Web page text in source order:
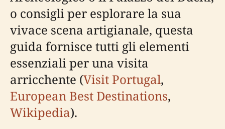
o consigli per esplorare la sua
vivace scena artigianale, questa
guida fornisce tutti gli elementi
essenziali per una visita
arricchente (Visit Portugal,
European Best Destinations,
Wikipedia).